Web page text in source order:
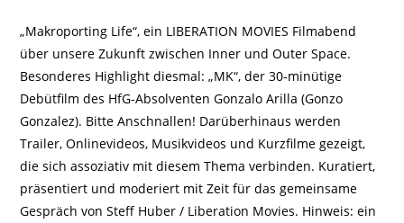
„Makroporting Life“, ein LIBERATION MOVIES Filmabend
über unsere Zukunft zwischen Inner und Outer Space.
Besonderes Highlight diesmal: „MK“, der 30-minütige
Debütfilm des HfG-Absolventen Gonzalo Arilla (Gonzo
Gonzalez). Bitte Anschnallen! Darüberhinaus werden
Trailer, Onlinevideos, Musikvideos und Kurzfilme gezeigt,
die sich assoziativ mit diesem Thema verbinden. Kuratiert,
präsentiert und moderiert mit Zeit für das gemeinsame
Gespräch von Steff Huber / Liberation Movies. Hinweis: ein